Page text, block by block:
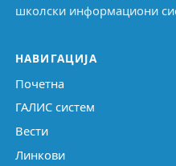
школски информациони
НАВИГАЦИЈА
Почетна
ГАЛИС систем
Вести
Линкови